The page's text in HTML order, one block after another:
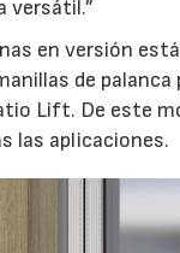
versátil.”
en versión
de
Lift. De este
las aplicaciones.